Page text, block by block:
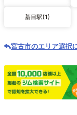
蟇目駅(1)
宮古市のエリア選択